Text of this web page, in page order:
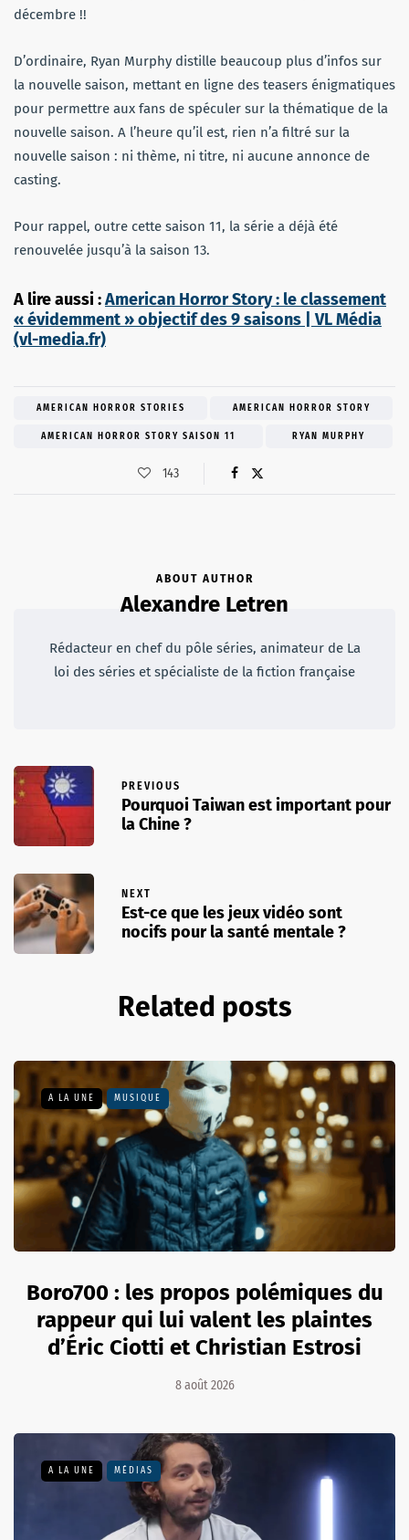
décembre !!
D’ordinaire, Ryan Murphy distille beaucoup plus d’infos sur
la nouvelle saison, mettant en ligne des teasers énigmatiques
pour permettre aux fans de spéculer sur la thématique de la
nouvelle saison. A l’heure qu’il est, rien n’a filtré sur la
nouvelle saison : ni thème, ni titre, ni aucune annonce de
casting.
Pour rappel, outre cette saison 11, la série a déjà été
renouvelée jusqu’à la saison 13.
A lire aussi :American Horror Story : le classement
« évidemment » objectif des 9 saisons | VL Média
(vl-media.fr)
AMERICAN HORROR STORIES AMERICAN HORROR STORY
AMERICAN HORROR STORY SAISON 11 RYAN MURPHY
143
ABOUT AUTHOR
Alexandre Letren
Rédacteur en chef du pôle séries, animateur de La
loi des séries et spécialiste de la fiction française
PREVIOUS
Pourquoi Taiwan est important pour
la Chine ?
NEXT
Est-ce que les jeux vidéo sont
nocifs pour la santé mentale ?
Related posts
A LA UNE MUSIQUE
Boro700 : les propos polémiques du
rappeur qui lui valent les plaintes
d’Éric Ciotti et Christian Estrosi
8 août 2026
A LA UNE MÉDIAS